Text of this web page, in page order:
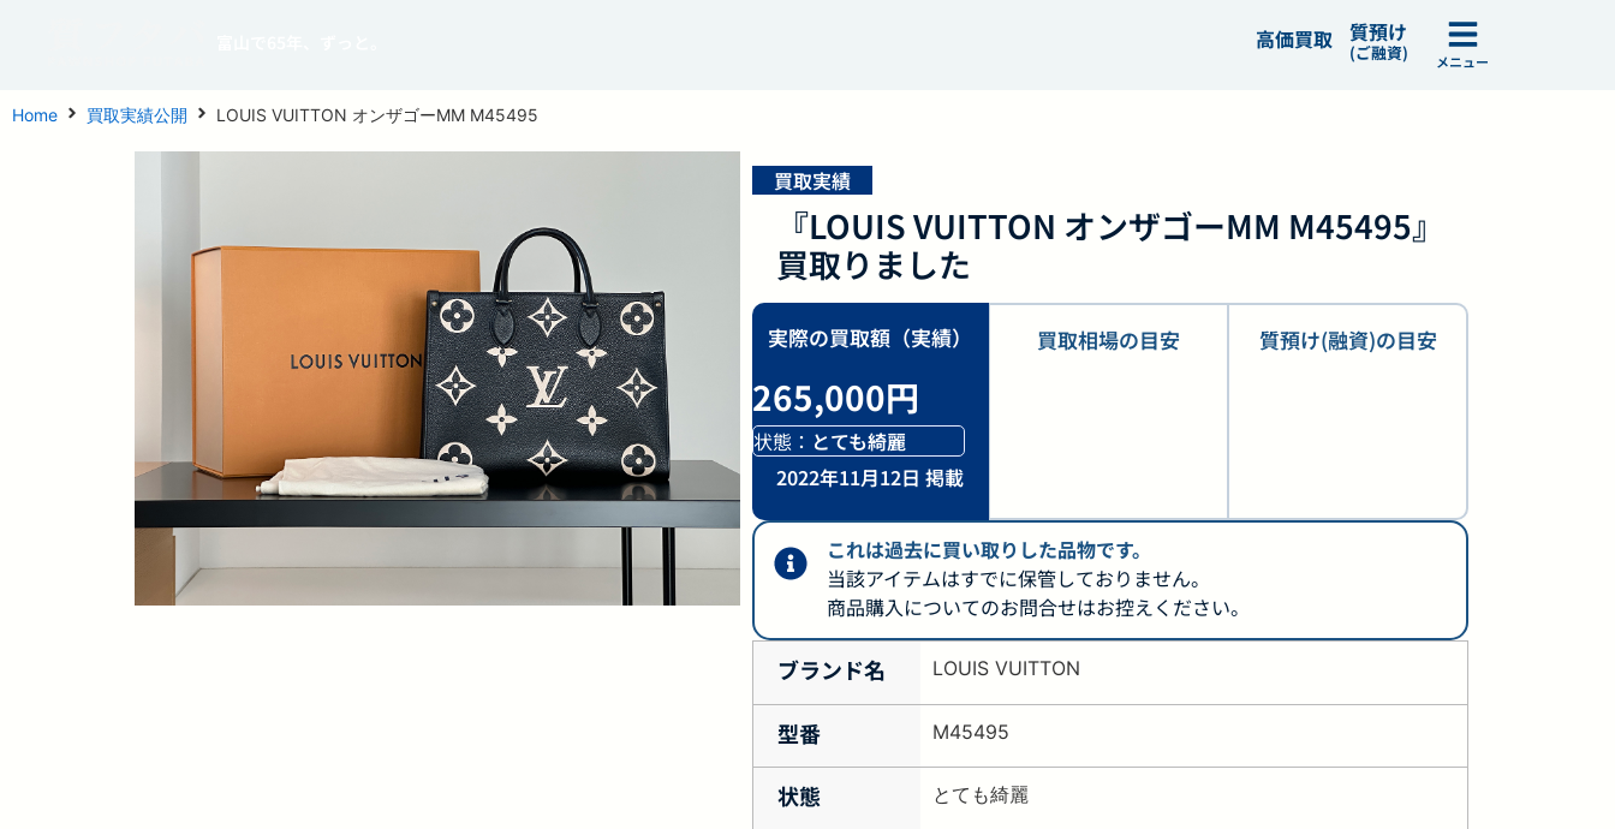
高価買取 質預け
(ご融資) メニュー
Home 買取実績公開 LOUIS VUITTON オンザゴーMM M45495
買取実績
『LOUIS VUITTON オンザゴーMM M45495』
買取りました
実際の買取額（実績）
265,000円
状態： とても綺麗
2022年11月12日 掲載
買取相場の目安 質預け(融資)の目安
これは過去に買い取りした品物です。
当該アイテムはすでに保管しておりません。
商品購入についてのお問合せはお控えください。
ブランド名 LOUIS VUITTON
型番 M45495
状態 とても綺麗